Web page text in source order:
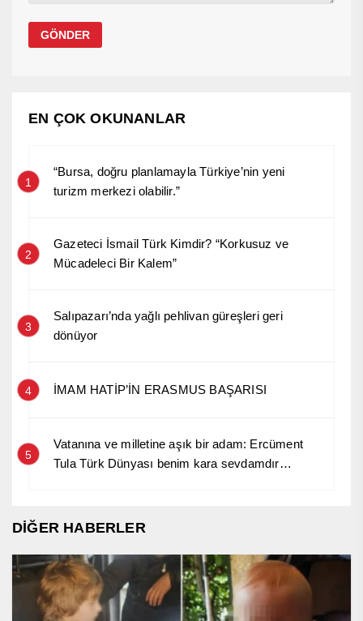
EN ÇOK OKUNANLAR
1
“Bursa, doğru planlamayla Türkiye’nin yeni
turizm merkezi olabilir.”
2
Gazeteci İsmail Türk Kimdir? “Korkusuz ve
Mücadeleci Bir Kalem”
3
Salıpazarı’nda yağlı pehlivan güreşleri geri
dönüyor
4 İMAM HATİP’İN ERASMUS BAŞARISI
5
Vatanına ve milletine aşık bir adam: Ercüment
Tula Türk Dünyası benim kara sevdamdır…
DİĞER HABERLER